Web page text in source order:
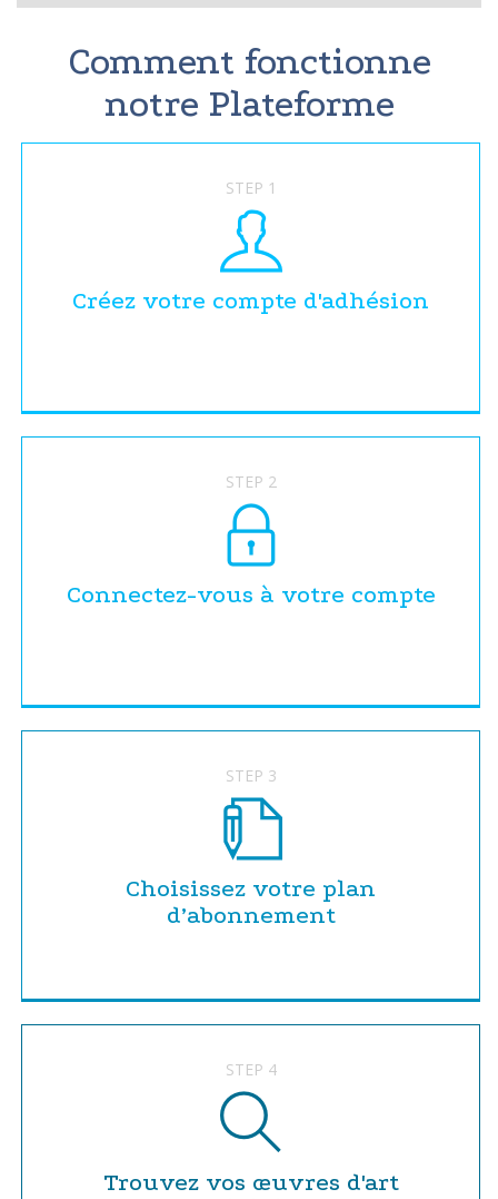
Comment fonctionne
notre Plateforme
STEP 1
Créez votre compte d'adhésion
STEP 2
Connectez-vous à votre compte
STEP 3
Choisissez votre plan
d’abonnement
STEP 4
Trouvez vos œuvres d'art